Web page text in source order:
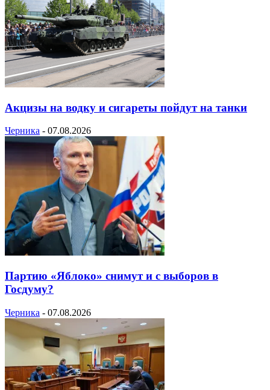
Акцизы на водку и сигареты пойдут на танки
Черника - 07.08.2026
Партию «Яблоко» снимут и с выборов в
Госдуму?
Черника - 07.08.2026